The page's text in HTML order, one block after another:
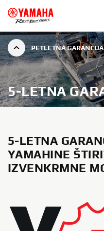
PETLETNA GARANCIJA
5-LETNA
5-LETNA
YAMAHINE
IZVENKRMNE